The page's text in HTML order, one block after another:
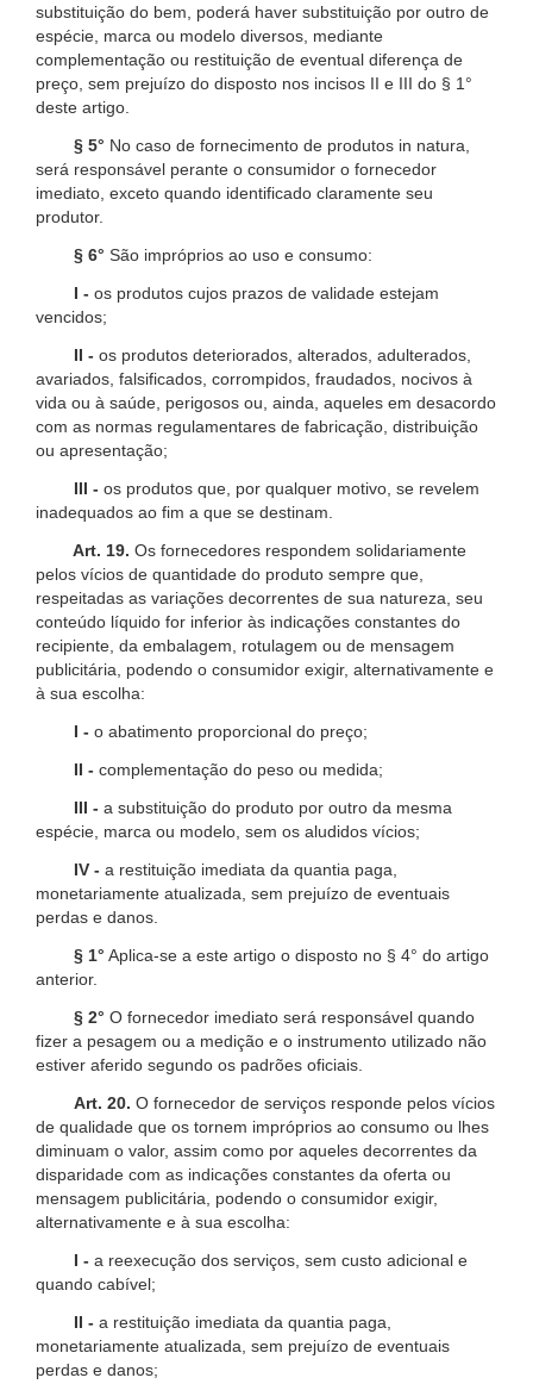
substituição do bem, poderá haver substituição por outro de
espécie, marca ou modelo diversos, mediante
complementação ou restituição de eventual diferença de
preço, sem prejuízo do disposto nos incisos II e III do § 1°
deste artigo.
§ 5° No caso de fornecimento de produtos in natura,
será responsável perante o consumidor o fornecedor
imediato, exceto quando identificado claramente seu
produtor.
§ 6° São impróprios ao uso e consumo:
I - os produtos cujos prazos de validade estejam
vencidos;
II - os produtos deteriorados, alterados, adulterados,
avariados, falsificados, corrompidos, fraudados, nocivos à
vida ou à saúde, perigosos ou, ainda, aqueles em desacordo
com as normas regulamentares de fabricação, distribuição
ou apresentação;
III - os produtos que, por qualquer motivo, se revelem
inadequados ao fim a que se destinam.
Art. 19. Os fornecedores respondem solidariamente
pelos vícios de quantidade do produto sempre que,
respeitadas as variações decorrentes de sua natureza, seu
conteúdo líquido for inferior às indicações constantes do
recipiente, da embalagem, rotulagem ou de mensagem
publicitária, podendo o consumidor exigir, alternativamente e
à sua escolha:
I - o abatimento proporcional do preço;
II - complementação do peso ou medida;
III - a substituição do produto por outro da mesma
espécie, marca ou modelo, sem os aludidos vícios;
IV - a restituição imediata da quantia paga,
monetariamente atualizada, sem prejuízo de eventuais
perdas e danos.
§ 1° Aplica-se a este artigo o disposto no § 4° do artigo
anterior.
§ 2° O fornecedor imediato será responsável quando
fizer a pesagem ou a medição e o instrumento utilizado não
estiver aferido segundo os padrões oficiais.
Art. 20. O fornecedor de serviços responde pelos vícios
de qualidade que os tornem impróprios ao consumo ou lhes
diminuam o valor, assim como por aqueles decorrentes da
disparidade com as indicações constantes da oferta ou
mensagem publicitária, podendo o consumidor exigir,
alternativamente e à sua escolha:
I - a reexecução dos serviços, sem custo adicional e
quando cabível;
II - a restituição imediata da quantia paga,
monetariamente atualizada, sem prejuízo de eventuais
perdas e danos;